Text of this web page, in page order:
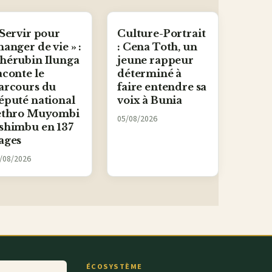
pour
de vie » :
Ilunga
le
du
national
Muyombi
en 137
2026
Culture-Portrait
: Cena Toth, un
jeune rappeur
déterminé à
faire entendre sa
voix à Bunia
05/08/2026
ÉCOSYSTÈME